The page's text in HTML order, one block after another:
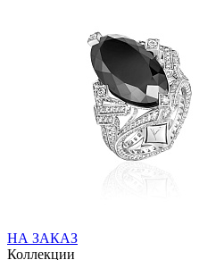
НА ЗАКАЗ
Коллекции